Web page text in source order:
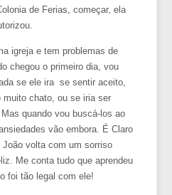
de Ferias, começar, ela
igreja e tem problemas de
chegou o primeiro dia, vou
se ele ira se sentir aceito,
muito chato, ou se iria ser
quando vou buscá-los ao
vão embora. É Claro
volta com um sorriso
Me conta tudo que aprendeu
foi tão legal com ele!